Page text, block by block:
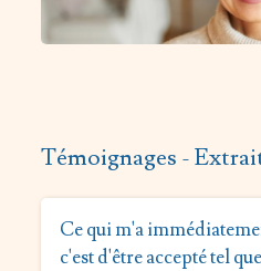
Témoignages -
Ce qui m'a
c'est d'être accepté tel